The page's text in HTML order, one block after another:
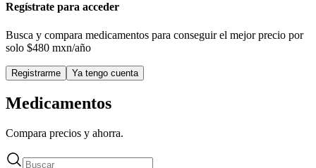
Regístrate para acceder
Busca y compara medicamentos para conseguir el mejor precio por
solo $480 mxn/año
Registrarme Ya tengo cuenta
Medicamentos
Compara precios y ahorra.